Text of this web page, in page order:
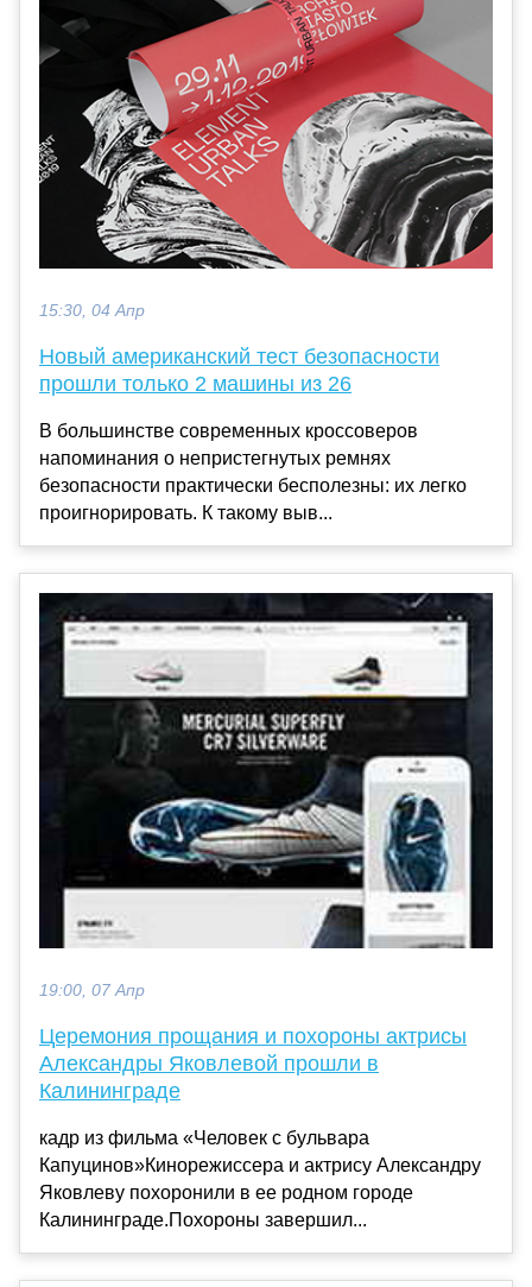
15:30, 04 Апр
Новый американский тест безопасности
прошли только 2 машины из 26
В большинстве современных кроссоверов
напоминания о непристегнутых ремнях
безопасности практически бесполезны: их легко
проигнорировать. К такому выв...
19:00, 07 Апр
Церемония прощания и похороны актрисы
Александры Яковлевой прошли в
Калининграде
кадр из фильма «Человек с бульвара
Капуцинов»Кинорежиссера и актрису Александру
Яковлеву похоронили в ее родном городе
Калининграде.Похороны завершил...